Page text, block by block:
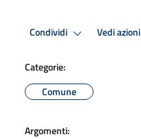
Condividi Vedi azioni
Categorie:
Comune
Argomenti: